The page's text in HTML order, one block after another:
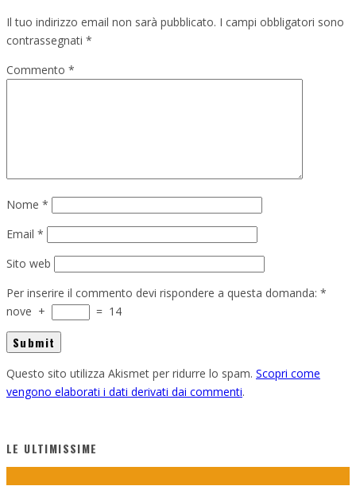
Il tuo indirizzo email non sarà pubblicato. I campi obbligatori sono
contrassegnati *
Commento *
Nome *
Email *
Sito web
Per inserire il commento devi rispondere a questa domanda: *
nove + = 14
Questo sito utilizza Akismet per ridurre lo spam. Scopri come
vengono elaborati i dati derivati dai commenti.
LE ULTIMISSIME